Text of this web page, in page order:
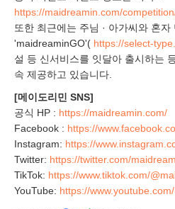
https://maidreamin.com/
또한 최근에는 주님 · 아가씨와 혼자
'maidreaminGO'( https://select-
설 등 신서비스를 잇달아 출시하는
속 제공하고 있습니다.
[메이도리민 SNS]
공식 HP : https://maidreamin.com/
Facebook : https://
Instagram: https://
Twitter: https://twitter.com/
TikTok: https://www.tiktok.com/
YouTube: https://